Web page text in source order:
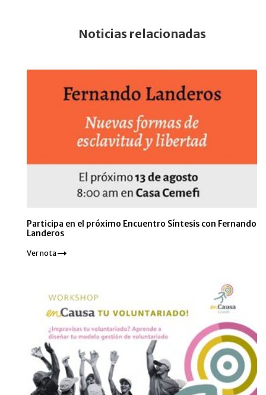
Noticias relacionadas
Participa en el próximo Encuentro Síntesis con Fernando
Landeros
Ver nota